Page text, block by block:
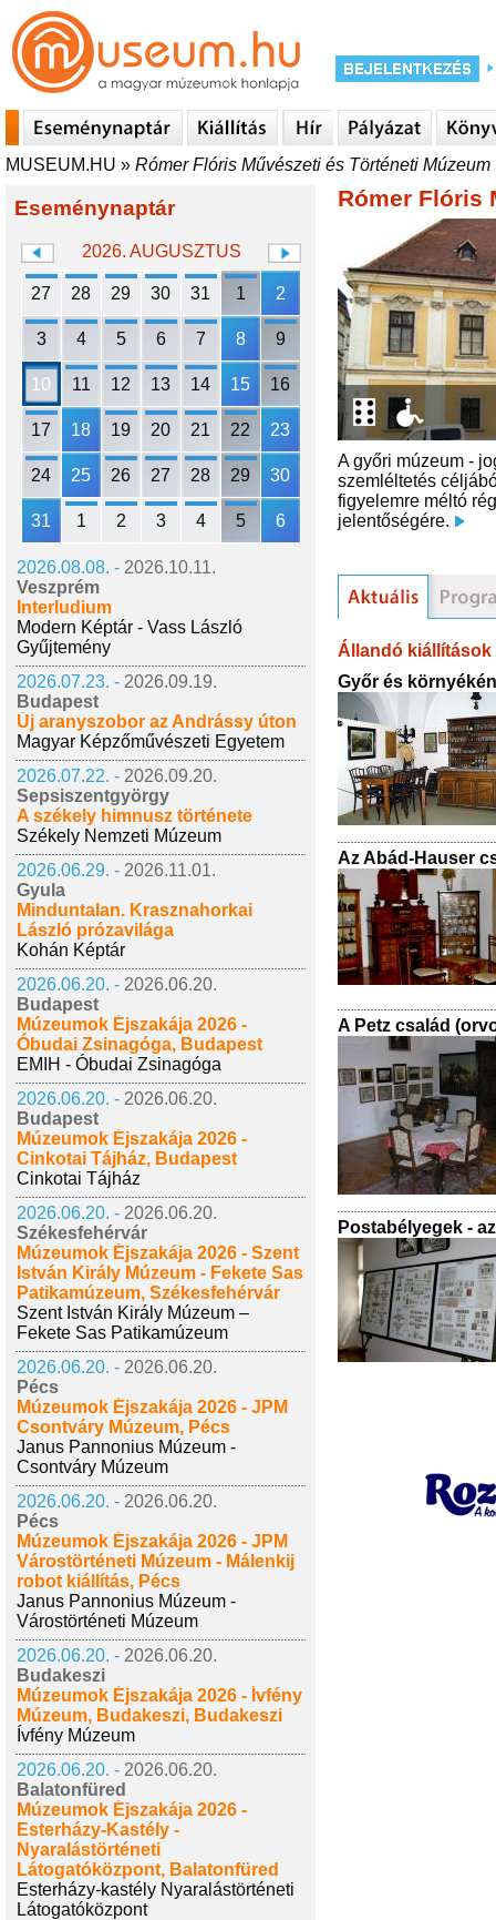
MUSEUM.HU » Rómer Flóris Művészeti és Történeti Múzeum
Eseménynaptár
2026. AUGUSZTUS
27 28 29 30 31 1 2
3 4 5 6 7 8 9
10 11 12 13 14 15 16
17 18 19 20 21 22 23
24 25 26 27 28 29 30
31 1 2 3 4 5 6
2026.08.08. - 2026.10.11.
Veszprém
Interludium
Modern Képtár - Vass László
Gyűjtemény
2026.07.23. - 2026.09.19.
Budapest
Új aranyszobor az Andrássy úton
Magyar Képzőművészeti Egyetem
2026.07.22. - 2026.09.20.
Sepsiszentgyörgy
A székely himnusz története
Székely Nemzeti Múzeum
2026.06.29. - 2026.11.01.
Gyula
Minduntalan. Krasznahorkai
László prózavilága
Kohán Képtár
2026.06.20. - 2026.06.20.
Budapest
Múzeumok Éjszakája 2026 -
Óbudai Zsinagóga, Budapest
EMIH - Óbudai Zsinagóga
2026.06.20. - 2026.06.20.
Budapest
Múzeumok Éjszakája 2026 -
Cinkotai Tájház, Budapest
Cinkotai Tájház
2026.06.20. - 2026.06.20.
Székesfehérvár
Múzeumok Éjszakája 2026 - Szent
István Király Múzeum - Fekete Sas
Patikamúzeum, Székesfehérvár
Szent István Király Múzeum –
Fekete Sas Patikamúzeum
2026.06.20. - 2026.06.20.
Pécs
Múzeumok Éjszakája 2026 - JPM
Csontváry Múzeum, Pécs
Janus Pannonius Múzeum -
Csontváry Múzeum
2026.06.20. - 2026.06.20.
Pécs
Múzeumok Éjszakája 2026 - JPM
Várostörténeti Múzeum - Málenkij
robot kiállítás, Pécs
Janus Pannonius Múzeum -
Várostörténeti Múzeum
2026.06.20. - 2026.06.20.
Budakeszi
Múzeumok Éjszakája 2026 - Ívfény
Múzeum, Budakeszi, Budakeszi
Ívfény Múzeum
2026.06.20. - 2026.06.20.
Balatonfüred
Múzeumok Éjszakája 2026 -
Esterházy-Kastély -
Nyaralástörténeti
Látogatóközpont, Balatonfüred
Esterházy-kastély Nyaralástörténeti
Látogatóközpont
Rómer Flóris
A győri múzeum -
szemléltetés
figyelemre méltó
jelentőségére.
Állandó kiállítások
Győr és
Az Abád-Hauser
A Petz család
Postabélyegek -